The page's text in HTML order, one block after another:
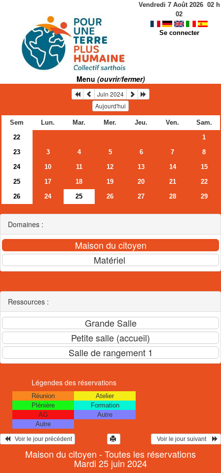
Vendredi 7 Août 2026 02h
02
Se connecter
Menu (ouvrir/fermer)
Juin 2024
Aujourd'hui
Sem Lun. Mar. Mer. Jeu. Ven.
Sam.
22
1
23
3 4 5 6 7
8
24
10 11 12 13 14
15
25
17 18 19 20 21
22
26
24 25 26 27 28 29
Domaines :
Ressources :
Légendes des réservations
Réunion
Atelier
Plénière
Formation
AG
Autre
Autre
   Voir le jour précédent
  Voir le jour suivant
Maison du citoyen - Toutes les réservations
Mardi 25 juin 2024